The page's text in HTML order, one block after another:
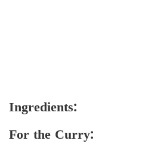
Ingredients:
For the Curry: